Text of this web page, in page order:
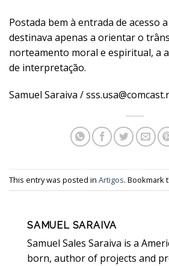
Postada bem à entrada de acesso
destinava apenas a orientar o
norteamento moral e espiritual, a
de interpretação.
Samuel Saraiva /
This entry was posted in Artigos. Bookmark
SAMUEL SARAIVA
Samuel Sales Saraiva is a
born, author of projects and